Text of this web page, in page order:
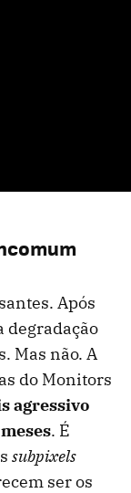
Após
degradação
Mas não. A
do Monitors
agressivo
. É
subpixels
ser os